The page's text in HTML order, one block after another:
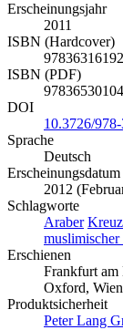
188
Erscheinungsjahr
2011
ISBN (Hardcover)
ISBN (PDF)
10.3726/978-
Sprache
Deutsch
Erscheinungsdatum
2012 (Februar)
Schlagworte
Araber
muslimischer
Erschienen
Frankfurt am
Oxford,
Produktsicherheit